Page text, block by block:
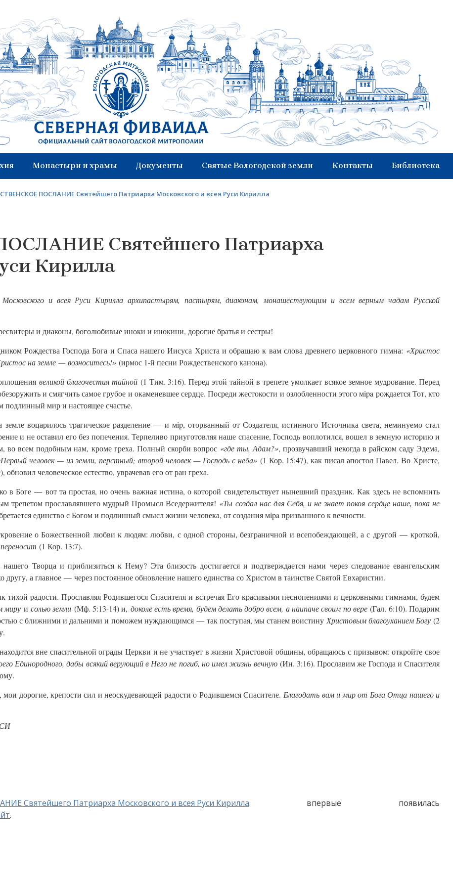
Северная Фиваида
Официальный сайт Вологодской митрополии
Монастыри и храмы Документы Святые Вологодской земли Контакты Библиотека
ПОСЛАНИЕ Святейшего Патриарха Московского и всея Руси Кирилла
Святейшего Патриарха
Кирилла
и всея Руси Кирилла архипастырям, пастырям, диаконам, монашествующим и всем верным чадам Русской
и диаконы, боголюбивые иноки и инокини, дорогие братья и сестры!
Рождества Господа Бога и Спаса нашего Иисуса Христа и обращаю к вам слова древнего церковного гимна: «Христос
на земле — возноситесь!» (ирмос 1-й песни Рождественского канона).
великой благочестия тайной(1 Тим. 3:16). Перед этой тайной в трепете умолкает всякое земное мудрование. Перед
и смягчить самое грубое и окаменевшее сердце. Посреди жестокости и озлобленности этого мipa рождается Тот, кто
мир и настоящее счастье.
воцарилось трагическое разделение — и мip, оторванный от Создателя, истинного Источника света, неминуемо стал
и не оставил его без попечения. Терпеливо приуготовляя наше спасение, Господь воплотился, вошел в земную историю и
всем подобным нам, кроме греха. Полный скорби вопрос «где ты, Адам?», прозвучавший некогда в райском саду Эдема,
человек — из земли, перстный; второй человек — Господь с неба»(1 Кор. 15:47), как писал апостол Павел. Во Христе,
обновил человеческое естество, уврачевав его от ран греха.
в Боге — вот та простая, но очень важная истина, о которой свидетельствует нынешний праздник. Как здесь не вспомнить
трепетом прославлявшего мудрый Промысл Вседержителя! «Ты создал нас для Себя, и не знает покоя сердце наше, пока не
единство с Богом и подлинный смысл жизни человека, от создания мipa призванного к вечности.
о Божественной любви к людям: любви, с одной стороны, безграничной и всепобеждающей, а с другой — кроткой,
(1 Кор. 13:7).
Творца и приблизиться к Нему? Эта близость достигается и подтверждается нами через следование евангельским
а главное — через постоянное обновление нашего единства со Христом в таинстве Святой Евхаристии.
радости. Прославляя Родившегося Спасителя и встречая Его красивыми песнопениями и церковными гимнами, будем
миру и солью земли (Мф. 5:13-14) и, доколе есть время, будем делать добро всем, а наипаче своим по вере (Гал. 6:10). Подарим
с ближними и дальними и поможем нуждающимся — так поступая, мы станем воистину Христовым благоуханием Богу(2
вне спасительной ограды Церкви и не участвует в жизни Христовой общины, обращаюсь с призывом: откройте свое
Единородного, дабы всякий верующий в Него не погиб, но имел жизнь вечную(Ин. 3:16). Прославим же Господа и Спасителя
дорогие, крепости сил и неоскудевающей радости о Родившемся Спасителе. Благодать вам и мир от Бога Отца нашего и
Святейшего Патриарха Московского и всея Руси Кирилла впервые появилась
.